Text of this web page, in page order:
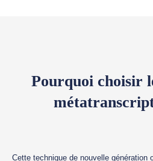
Pourquoi choisir
Cette technique de nouvelle génération